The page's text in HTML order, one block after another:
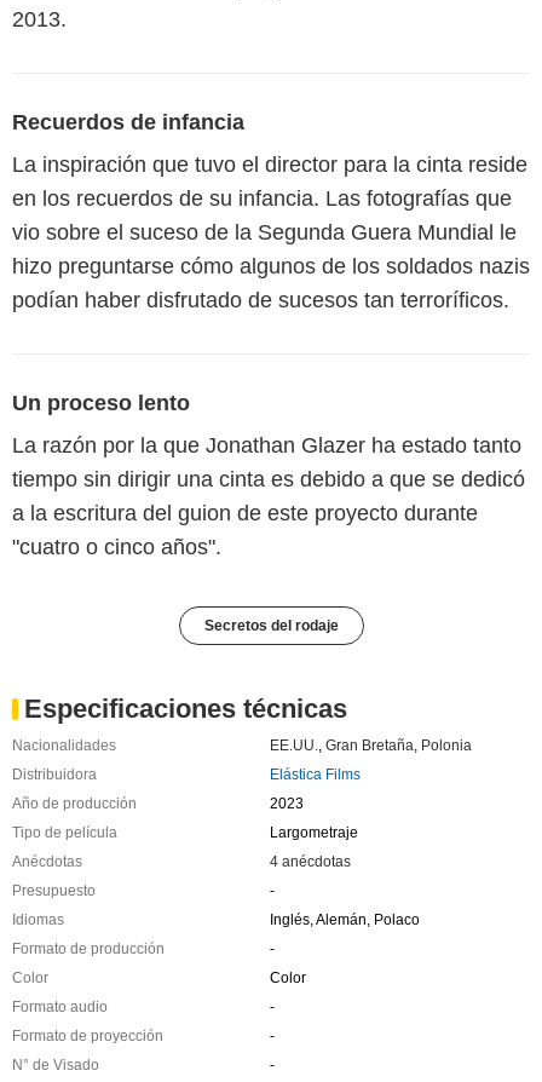
2013.
Recuerdos de infancia
La inspiración que tuvo el director para la cinta reside
en los recuerdos de su infancia. Las fotografías que
vio sobre el suceso de la Segunda Guera Mundial le
hizo preguntarse cómo algunos de los soldados nazis
podían haber disfrutado de sucesos tan terroríficos.
Un proceso lento
La razón por la que Jonathan Glazer ha estado tanto
tiempo sin dirigir una cinta es debido a que se dedicó
a la escritura del guion de este proyecto durante
"cuatro o cinco años".
Secretos del rodaje
Especificaciones técnicas
Nacionalidades EE.UU., Gran Bretaña, Polonia
Distribuidora
Elástica Films
Año de producción
2023
Tipo de película
Largometraje
Anécdotas
4 anécdotas
Presupuesto
-
Idiomas
Inglés, Alemán, Polaco
Formato de producción
-
Color
Color
Formato audio
-
Formato de proyección
-
N° de Visado
-